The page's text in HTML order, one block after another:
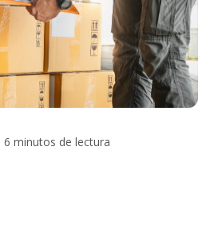
6 minutos de lectura